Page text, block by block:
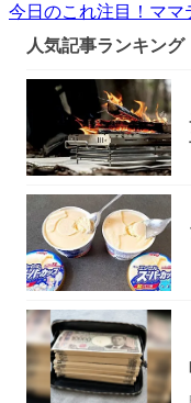
今日のこれ注目！ママ
人気記事ランキング